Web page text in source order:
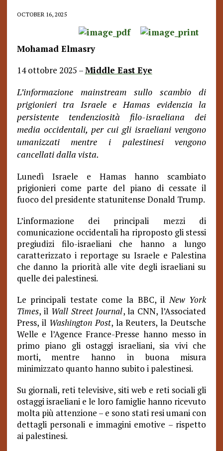
OCTOBER 16, 2025
Mohamad Elmasry
14 ottobre 2025 –Middle East Eye
L’informazione mainstream sullo scambio di
prigionieri tra Israele e Hamas evidenzia la
persistente tendenziosità filo-israeliana dei
media occidentali, per cui gli israeliani vengono
umanizzati mentre i palestinesi vengono
cancellati dalla vista.
Lunedì Israele e Hamas hanno scambiato
prigionieri come parte del piano di cessate il
fuoco del presidente statunitense Donald Trump.
L’informazione dei principali mezzi di
comunicazione occidentali ha riproposto gli stessi
pregiudizi filo-israeliani che hanno a lungo
caratterizzato i reportage su Israele e Palestina
che danno la priorità alle vite degli israeliani su
quelle dei palestinesi.
Le principali testate come la BBC, ilNew York
Times, il Wall Street Journal, la CNN, l’Associated
Press, il Washington Post, la Reuters, la Deutsche
Welle e l’Agence France-Presse hanno messo in
primo piano gli ostaggi israeliani, sia vivi che
morti, mentre hanno in buona misura
minimizzato quanto hanno subito i palestinesi.
Su giornali, reti televisive, siti web e reti sociali gli
ostaggi israeliani e le loro famiglie hanno ricevuto
molta più attenzione – e sono stati resi umani con
dettagli personali e immagini emotive – rispetto
ai palestinesi.